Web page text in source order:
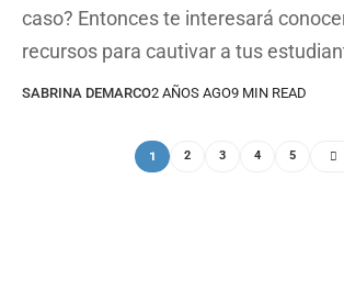
caso? Entonces te interesará
recursos para cautivar a tus
SABRINA DEMARCO2 AÑOS AGO9 MIN READ
1 2 3 4 5